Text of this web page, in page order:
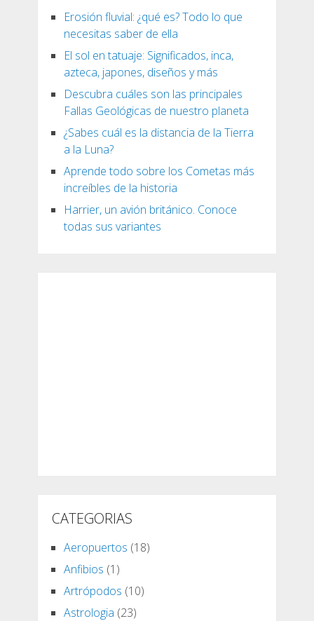
Erosión fluvial: ¿qué es? Todo lo que
necesitas saber de ella
El sol en tatuaje: Significados, inca,
azteca, japones, diseños y más
Descubra cuáles son las principales
Fallas Geológicas de nuestro planeta
¿Sabes cuál es la distancia de la Tierra
a la Luna?
Aprende todo sobre los Cometas más
increíbles de la historia
Harrier, un avión británico. Conoce
todas sus variantes
CATEGORIAS
Aeropuertos (18)
Anfibios (1)
Artrópodos (10)
Astrologia (23)